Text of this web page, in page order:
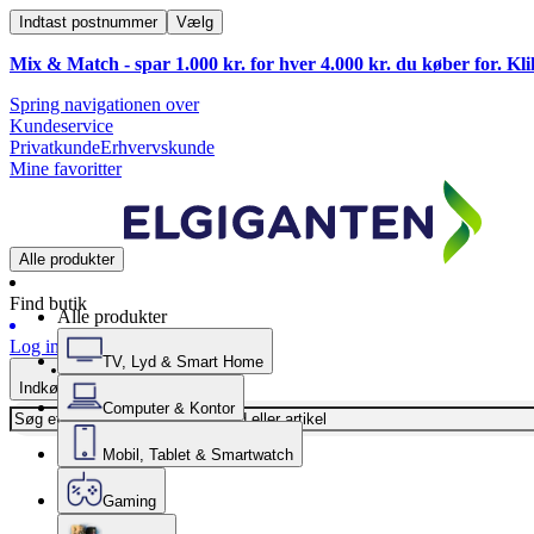
Indtast postnummer Vælg
Mix & Match - spar 1.000 kr. for hver 4.000 kr. du køber for.
Spring navigationen over
Kundeservice
PrivatkundeErhvervskunde
Mine favoritter
Alle produkter
Find butik
Log ind
Indkøbskurv
Alle produkter
TV, Lyd & Smart Home
Computer & Kontor
Mobil, Tablet & Smartwatch
Gaming